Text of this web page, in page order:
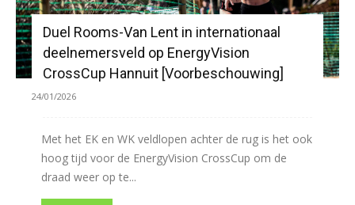
Duel Rooms-Van Lent in internationaal
deelnemersveld op EnergyVision
CrossCup Hannuit [Voorbeschouwing]
24/01/2026
Met het EK en WK veldlopen achter de rug is het ook
hoog tijd voor de EnergyVision CrossCup om de
draad weer op te...